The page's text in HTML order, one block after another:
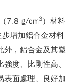
7.8 g/cm3）材料
增加鋁合金材料
外，鋁合金及其塑
度、比剛性高、
表面處理、良好加